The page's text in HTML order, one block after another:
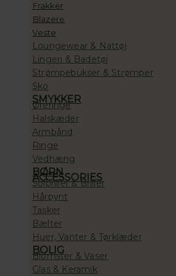
Frakker
Blazere
Veste
Loungewear & Nattøj
Lingeri & Badetøj
Strømpebukser & Strømper
Sko
SMYKKER
Øreringe
Halskæder
Armbånd
Ringe
Vedhæng
BØRN
ACCESSORIES
Solbriller & Briller
Hårpynt
Tasker
Bælter
Huer, Vanter & Tørklæder
BOLIG
Blomster & Vaser
Glas & Keramik